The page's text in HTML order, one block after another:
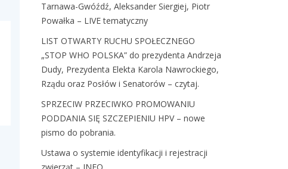
Tarnawa-Gwóźdź, Aleksander Siergiej, Piotr
Powałka – LIVE tematyczny
LIST OTWARTY RUCHU SPOŁECZNEGO
„STOP WHO POLSKA” do prezydenta Andrzeja
Dudy, Prezydenta Elekta Karola Nawrockiego,
Rządu oraz Posłów i Senatorów – czytaj.
SPRZECIW PRZECIWKO PROMOWANIU
PODDANIA SIĘ SZCZEPIENIU HPV – nowe
pismo do pobrania.
Ustawa o systemie identyfikacji i rejestracji